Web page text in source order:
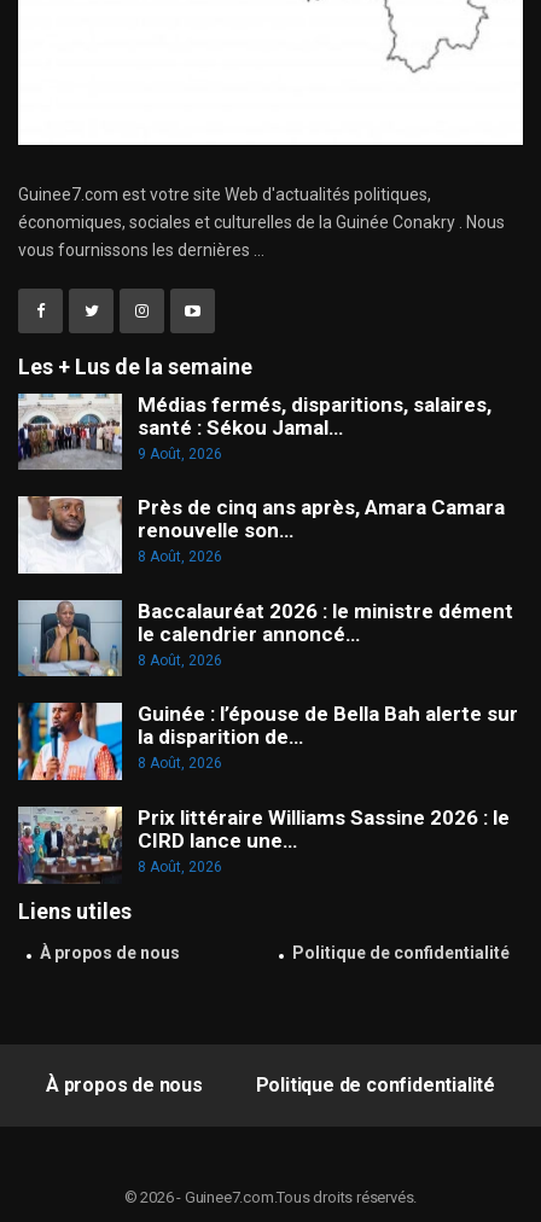
Guinee7.com est votre site Web d'actualités politiques,
économiques, sociales et culturelles de la Guinée Conakry . Nous
vous fournissons les dernières ...
Les + Lus de la semaine
Médias fermés, disparitions, salaires,
santé : Sékou Jamal…
9 Août, 2026
Près de cinq ans après, Amara Camara
renouvelle son…
8 Août, 2026
Baccalauréat 2026 : le ministre dément
le calendrier annoncé…
8 Août, 2026
Guinée : l’épouse de Bella Bah alerte sur
la disparition de…
8 Août, 2026
Prix littéraire Williams Sassine 2026 : le
CIRD lance une…
8 Août, 2026
Liens utiles
À propos de nous Politique de confidentialité
À propos de nous Politique de confidentialité
© 2026 - Guinee7.com.Tous droits réservés.